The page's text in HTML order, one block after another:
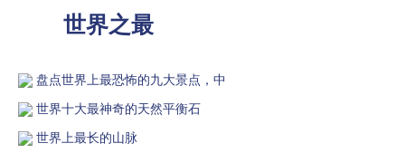
世界之最
盘点世界上最恐怖的九大景点，中
世界十大最神奇的天然平衡石
世界上最长的山脉